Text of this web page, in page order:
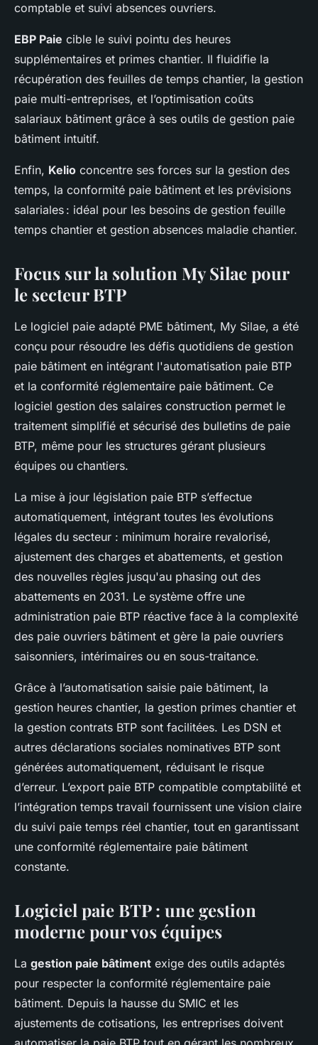
comptable et suivi absences ouvriers.
EBP Paie cible le suivi pointu des heures
supplémentaires et primes chantier. Il fluidifie la
récupération des feuilles de temps chantier, la gestion
paie multi-entreprises, et l’optimisation coûts
salariaux bâtiment grâce à ses outils de gestion paie
bâtiment intuitif.
Enfin, Kelio concentre ses forces sur la gestion des
temps, la conformité paie bâtiment et les prévisions
salariales : idéal pour les besoins de gestion feuille
temps chantier et gestion absences maladie chantier.
Focus sur la solution My Silae pour
le secteur BTP
Le logiciel paie adapté PME bâtiment, My Silae, a été
conçu pour résoudre les défis quotidiens de gestion
paie bâtiment en intégrant l'automatisation paie BTP
et la conformité réglementaire paie bâtiment. Ce
logiciel gestion des salaires construction permet le
traitement simplifié et sécurisé des bulletins de paie
BTP, même pour les structures gérant plusieurs
équipes ou chantiers.
La mise à jour législation paie BTP s’effectue
automatiquement, intégrant toutes les évolutions
légales du secteur : minimum horaire revalorisé,
ajustement des charges et abattements, et gestion
des nouvelles règles jusqu'au phasing out des
abattements en 2031. Le système offre une
administration paie BTP réactive face à la complexité
des paie ouvriers bâtiment et gère la paie ouvriers
saisonniers, intérimaires ou en sous-traitance.
Grâce à l’automatisation saisie paie bâtiment, la
gestion heures chantier, la gestion primes chantier et
la gestion contrats BTP sont facilitées. Les DSN et
autres déclarations sociales nominatives BTP sont
générées automatiquement, réduisant le risque
d’erreur. L’export paie BTP compatible comptabilité et
l’intégration temps travail fournissent une vision claire
du suivi paie temps réel chantier, tout en garantissant
une conformité réglementaire paie bâtiment
constante.
Logiciel paie BTP : une gestion
moderne pour vos équipes
La gestion paie bâtiment exige des outils adaptés
pour respecter la conformité réglementaire paie
bâtiment. Depuis la hausse du SMIC et les
ajustements de cotisations, les entreprises doivent